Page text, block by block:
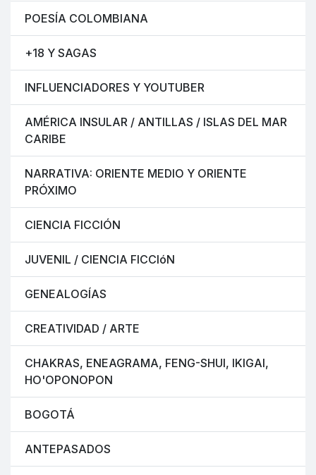
POESÍA COLOMBIANA
+18 Y SAGAS
INFLUENCIADORES Y YOUTUBER
AMÉRICA INSULAR / ANTILLAS / ISLAS DEL MAR
CARIBE
NARRATIVA: ORIENTE MEDIO Y ORIENTE
PRÓXIMO
CIENCIA FICCIÓN
JUVENIL / CIENCIA FICCIóN
GENEALOGÍAS
CREATIVIDAD / ARTE
CHAKRAS, ENEAGRAMA, FENG-SHUI, IKIGAI,
HO'OPONOPON
BOGOTÁ
ANTEPASADOS